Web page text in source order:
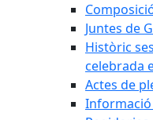
Juntes de
Històric
celebrada
Actes de